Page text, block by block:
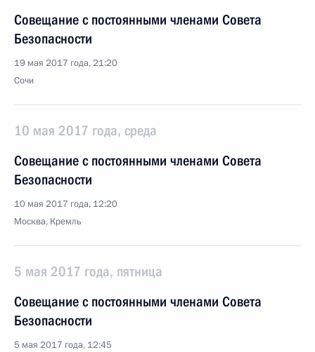
Совещание с постоянными членами Совета
Безопасности
19 мая 2017 года, 21:20
Сочи
10 мая 2017 года, среда
Совещание с постоянными членами Совета
Безопасности
10 мая 2017 года, 12:20
Москва, Кремль
5 мая 2017 года, пятница
Совещание с постоянными членами Совета
Безопасности
5 мая 2017 года, 12:45